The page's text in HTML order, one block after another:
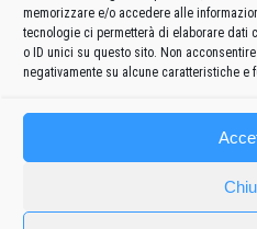
memorizzare e/o accedere alle
tecnologie ci permetterà di elaborare dati
o ID unici su questo sito. Non
negativamente su alcune caratteristiche e
riferimento alla latitudine e a
S.V.B.A.A., aeroporto Lecce